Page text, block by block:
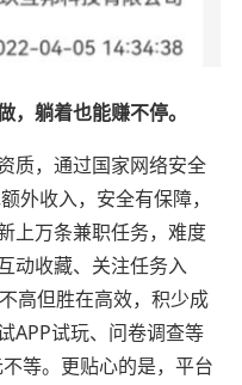
，躺着也能赚不停。
质，通过国家网络安全
外收入，安全有保障，
上万条兼职任务，难度
动收藏、关注任务入
高但胜在高效，积少成
APP试玩、问卷调查等
等。更贴心的是，平台